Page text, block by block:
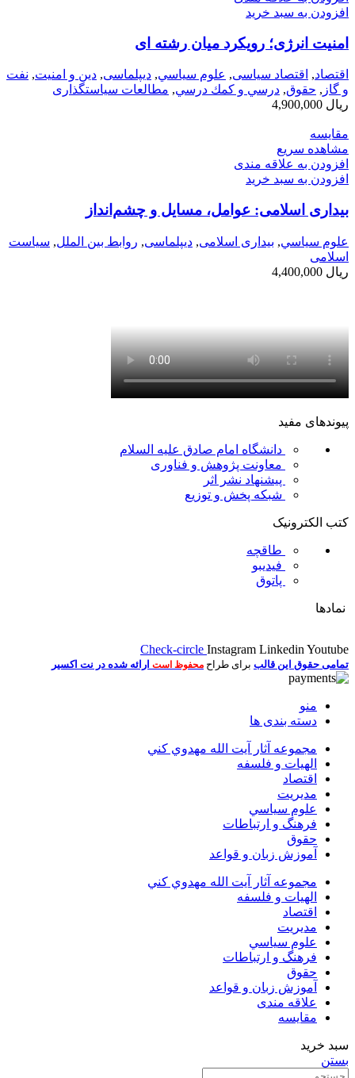
افزودن به سبد خرید
امنیت انرژی؛ رویکرد میان رشته ای
اقتصاد, اقتصاد سیاسی, علوم سياسي, دیپلماسی, دین و امنیت, نفت
و گاز , حقوق, درسي و كمك درسي, مطالعات سیاستگذاری
ریال
مقایسه
مشاهده سریع
افزودن به علاقه مندی
افزودن به سبد خرید
بیداری اسلامی: عوامل، مسایل و چشم‌انداز
علوم سياسي, بیداری اسلامی, دیپلماسی, روابط بین الملل, سیاست
اسلامی
ریال
پیوندهای مفید
دانشگاه امام صادق علیه السلام
معاونت پژوهش و فناوری
پیشنهاد نشر اثر
شبکه پخش و توزیع
کتب الکترونیک
طاقچه
فیدیبو
پاتوق
نمادها
Check-circle Instagram Linkedin Youtube
تمامی حقوق این قالب برای طراح محفوظ است ارائه شده در نت اکسیر
منو
دسته بندی ها
مجموعه آثار آيت الله مهدوي كني
الهیات و فلسفه
اقتصاد
مديريت
علوم سياسي
فرهنگ و ارتباطات
حقوق
آموزش زبان و قواعد
مجموعه آثار آيت الله مهدوي كني
الهیات و فلسفه
اقتصاد
مديريت
علوم سياسي
فرهنگ و ارتباطات
حقوق
آموزش زبان و قواعد
علاقه مندی
مقایسه
سبد خرید
بستن